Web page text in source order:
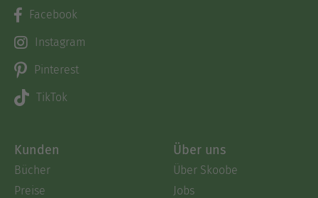
Facebook
Instagram
Pinterest
TikTok
Kunden
Bücher
Preise
Über uns
Über Skoobe
Jobs